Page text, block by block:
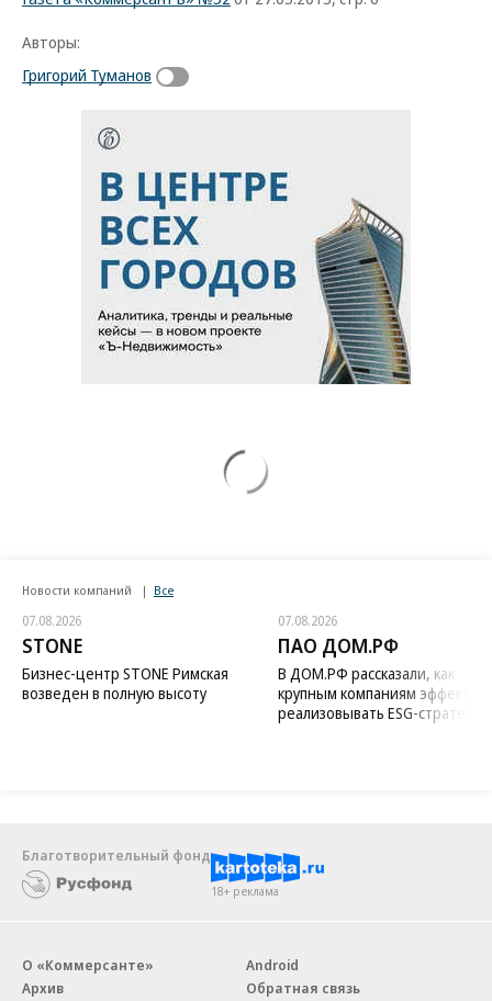
Авторы:
Григорий Туманов
Новости компаний Все
07.08.2026
STONE
Бизнес-центр STONE Римская
возведен в полную высоту
07.08.2026
ПАО ДОМ.РФ
В ДОМ.РФ рассказали, как
крупным компаниям
реализовывать ESG-стратегию
Благотворительный фонд
18+ реклама
О «Коммерсанте»
Архив
Android
Обратная связь